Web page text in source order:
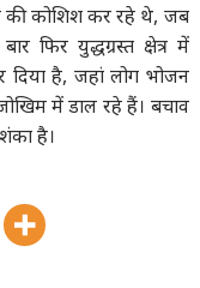
की कोशिश कर रहे थे, जब
फिर युद्धग्रस्त क्षेत्र में
दिया है, जहां लोग भोजन
में डाल रहे हैं। बचाव
है।